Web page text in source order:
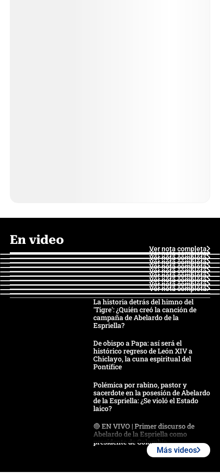
En video
Ver nota completa
Ver nota completa
Ver nota completa
Ver nota completa
Ver nota completa
Ver nota completa
Ver nota completa
Ver nota completa
Ver nota completa
Ver nota completa
La historia detrás del himno del
'Tigre': ¿Quién creó la canción de
campaña de Abelardo de la
Espriella?
De obispo a Papa: así será el
histórico regreso de León XIV a
Chiclayo, la cuna espiritual del
Pontífice
Polémica por rabino, pastor y
sacerdote en la posesión de Abelardo
de la Espriella: ¿Se violó el Estado
laico?
🔴 EN VIVO | Primer discurso de
Abelardo de la Espriella como
presidente de Colombia
Más videos